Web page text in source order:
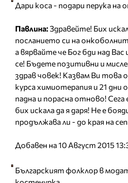
Дари коса - подари перука на
Павлина:Здравейте! Бих
посланието си на
а вярвайте че Бог бди над
се! Бъдете позитивни и
здрав човек! Казвам Ви това
курса химиотерапия и 21 дни
падна и порасна отново! Сега
бих искала да я даря! Не е
продължава ли - до края на
Добавен на 10 Август 2015
Българският фолклор в